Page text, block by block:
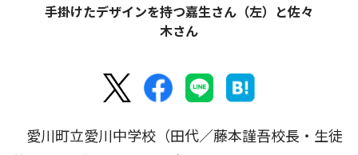
手掛けたデザインを持つ嘉生さん（左）と佐々
木さん
愛川町立愛川中学校（田代／藤本謹吾校長・生徒